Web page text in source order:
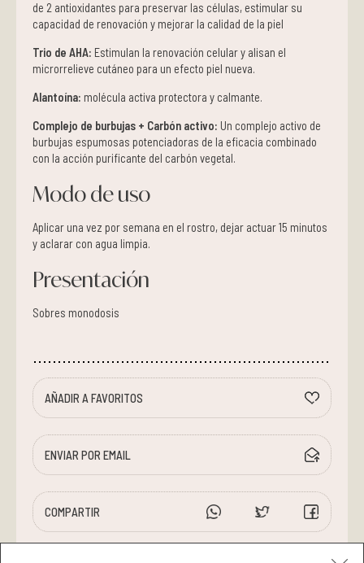
de 2 antioxidantes para preservar las células, estimular su
capacidad de renovación y mejorar la calidad de la piel
Trio de AHA: Estimulan la renovación celular y alisan el
microrrelieve cutáneo para un efecto piel nueva.
Alantoína: molécula activa protectora y calmante.
Complejo de burbujas + Carbón activo: Un complejo activo de
burbujas espumosas potenciadoras de la eficacia combinado
con la acción purificante del carbón vegetal.
Modo de uso
Aplicar una vez por semana en el rostro, dejar actuar 15 minutos
y aclarar con agua limpia.
Presentación
Sobres monodosis
AÑADIR A FAVORITOS
ENVIAR POR EMAIL
COMPARTIR